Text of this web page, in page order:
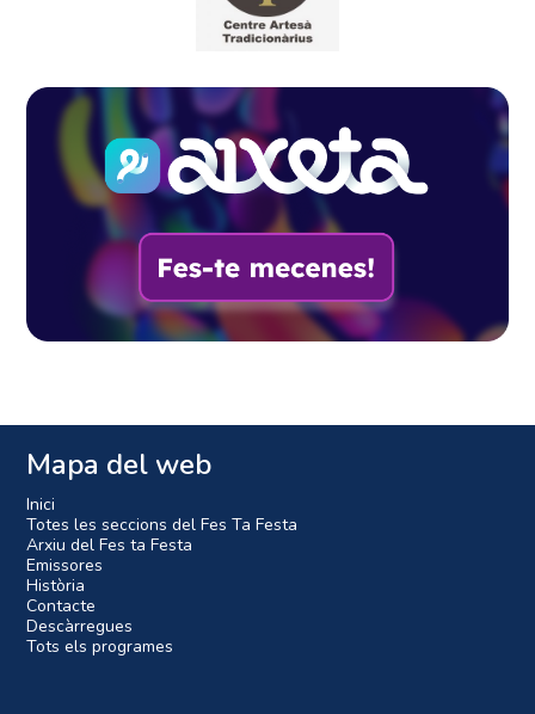
Mapa del web
Inici
Totes les seccions del Fes Ta Festa
Arxiu del Fes ta Festa
Emissores
Història
Contacte
Descàrregues
Tots els programes